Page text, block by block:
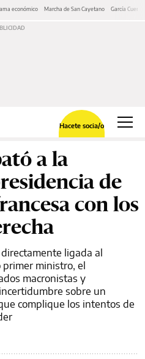
económico Marcha de San Cayetano García Cuerva
Hacete socia/o
a la
de
con los
ligada al
ministro, el
macronistas y
sobre un
complique los intentos de